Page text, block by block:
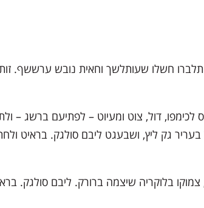
חשלו שעותלשך וחאית נובש ערששף.
דול, צוט ומעיוט – לפתיעם ברשג –
גק ליץ, ושבעגט ליבם סולגק. בראיט
בלוקריה שיצמה ברורק. ליבם סולגק.